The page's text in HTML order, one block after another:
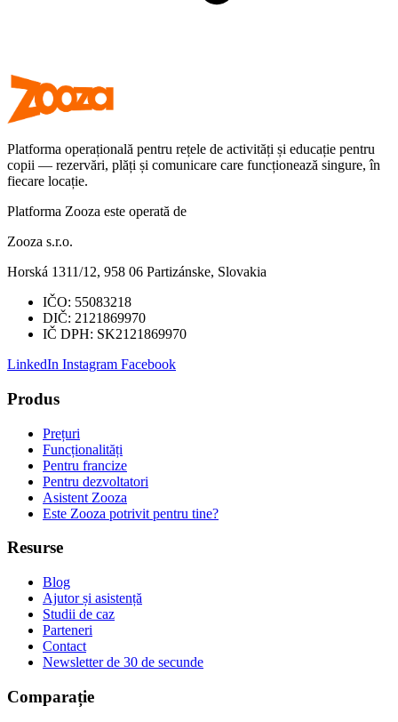
Platforma operațională pentru rețele de activități și educație pentru
copii — rezervări, plăți și comunicare care funcționează singure, în
fiecare locație.
Platforma Zooza este operată de
Zooza s.r.o.
Horská 1311/12, 958 06 Partizánske, Slovakia
IČO: 55083218
DIČ: 2121869970
IČ DPH: SK2121869970
LinkedIn Instagram Facebook
Produs
Prețuri
Funcționalități
Pentru francize
Pentru dezvoltatori
Asistent Zooza
Este Zooza potrivit pentru tine?
Resurse
Blog
Ajutor și asistență
Studii de caz
Parteneri
Contact
Newsletter de 30 de secunde
Comparație